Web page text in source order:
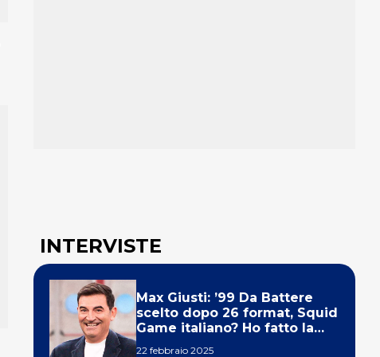
INTERVISTE
Max Giusti: ’99 Da Battere
scelto dopo 26 format, Squid
Game italiano? Ho fatto la
22 febbraio 2025